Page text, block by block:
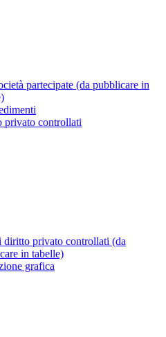
partecipate (da pubblicare in
privato controllati
diritto privato controllati (da
in tabelle)
grafica